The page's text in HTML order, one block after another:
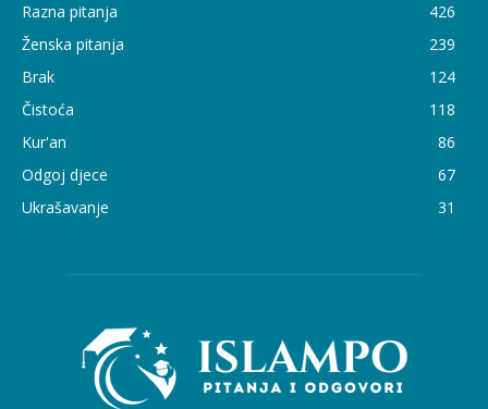
Razna pitanja
426
Ženska pitanja
239
Brak
124
Čistoća
118
Kur'an
86
Odgoj djece
67
Ukrašavanje
31